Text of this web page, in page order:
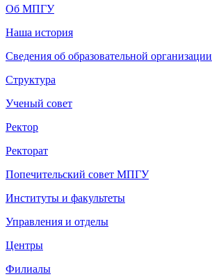
Об МПГУ
Наша история
Сведения об образовательной организации
Структура
Ученый совет
Ректор
Ректорат
Попечительский совет МПГУ
Институты и факультеты
Управления и отделы
Центры
Филиалы